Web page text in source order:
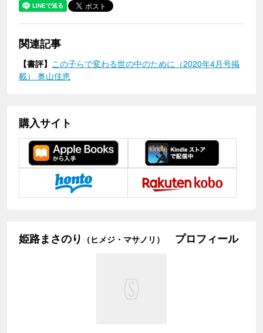
関連記事
【書評】 この子らで変わる世の中のために（2020年4月号掲
載） 奥山佳恵
購入サイト
姫路まさのり （ヒメジ・マサノリ） プロフィール